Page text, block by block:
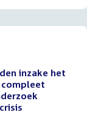
inzake het